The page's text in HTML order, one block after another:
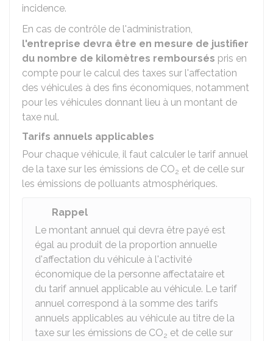
incidence.
En cas de contrôle de l'administration,
l'entreprise devra être en mesure de justifier
du nombre de kilomètres remboursés pris en
compte pour le calcul des taxes sur l'affectation
des véhicules à des fins économiques, notamment
pour les véhicules donnant lieu à un montant de
taxe nul.
Tarifs annuels applicables
Pour chaque véhicule, il faut calculer le tarif annuel
de la taxe sur les émissions de CO2 et de celle sur
les émissions de polluants atmosphériques.
Rappel
Le montant annuel qui devra être payé est
égal au produit de la proportion annuelle
d'affectation du véhicule à l'activité
économique de la personne affectataire et
du tarif annuel applicable au véhicule. Le tarif
annuel correspond à la somme des tarifs
annuels applicables au véhicule au titre de la
taxe sur les émissions de CO2 et de celle sur